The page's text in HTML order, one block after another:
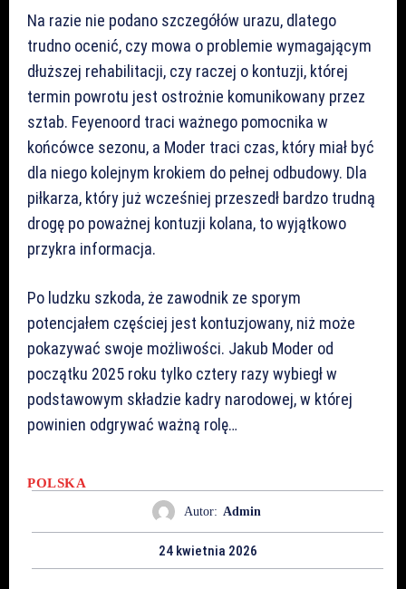
Na razie nie podano szczegółów urazu, dlatego
trudno ocenić, czy mowa o problemie wymagającym
dłuższej rehabilitacji, czy raczej o kontuzji, której
termin powrotu jest ostrożnie komunikowany przez
sztab. Feyenoord traci ważnego pomocnika w
końcówce sezonu, a Moder traci czas, który miał być
dla niego kolejnym krokiem do pełnej odbudowy. Dla
piłkarza, który już wcześniej przeszedł bardzo trudną
drogę po poważnej kontuzji kolana, to wyjątkowo
przykra informacja.
Po ludzku szkoda, że zawodnik ze sporym
potencjałem częściej jest kontuzjowany, niż może
pokazywać swoje możliwości. Jakub Moder od
początku 2025 roku tylko cztery razy wybiegł w
podstawowym składzie kadry narodowej, w której
powinien odgrywać ważną rolę…
POLSKA
Autor: Admin
24 kwietnia 2026